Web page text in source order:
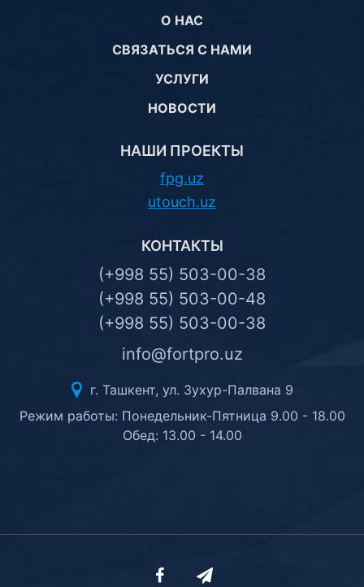
О НАС
СВЯЗАТЬСЯ С НАМИ
УСЛУГИ
НОВОСТИ
НАШИ ПРОЕКТЫ
fpg.uz
utouch.uz
КОНТАКТЫ
(+998 55) 503-00-38
(+998 55) 503-00-48
(+998 55) 503-00-38
info@fortpro.uz
г. Ташкент, ул. Зухур-Палвана 9
Режим работы: Понедельник-Пятница 9.00 - 18.00
Обед: 13.00 - 14.00